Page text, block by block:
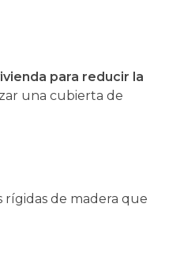
para reducir la
una cubierta de
rígidas de madera que